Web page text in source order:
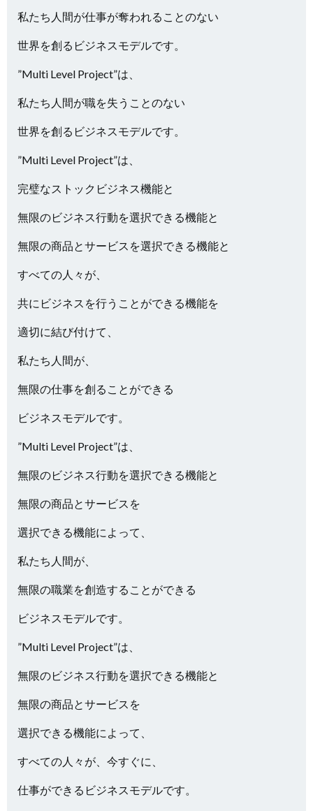
私たち人間が仕事が奪われることのない
世界を創るビジネスモデルです。
”Multi Level Project”は、
私たち人間が職を失うことのない
世界を創るビジネスモデルです。
”Multi Level Project”は、
完璧なストックビジネス機能と
無限のビジネス行動を選択できる機能と
無限の商品とサービスを選択できる機能と
すべての人々が、
共にビジネスを行うことができる機能を
適切に結び付けて、
私たち人間が、
無限の仕事を創ることができる
ビジネスモデルです。
”Multi Level Project”は、
無限のビジネス行動を選択できる機能と
無限の商品とサービスを
選択できる機能によって、
私たち人間が、
無限の職業を創造することができる
ビジネスモデルです。
”Multi Level Project”は、
無限のビジネス行動を選択できる機能と
無限の商品とサービスを
選択できる機能によって、
すべての人々が、今すぐに、
仕事ができるビジネスモデルです。